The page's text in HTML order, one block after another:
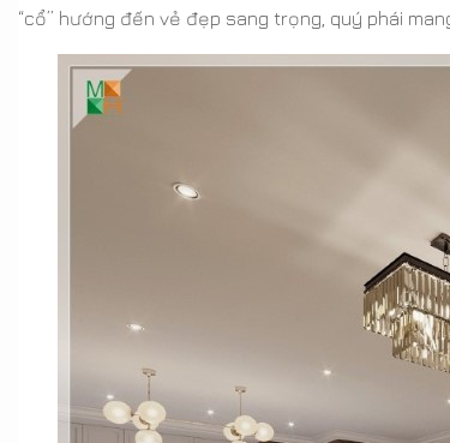
“cổ” hướng đến vẻ đẹp sang trọng, quý phái